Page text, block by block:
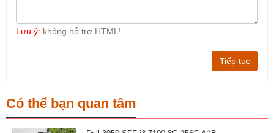
Lưu ý: không hỗ trợ HTML!
Tiếp tục
Có thể bạn quan tâm